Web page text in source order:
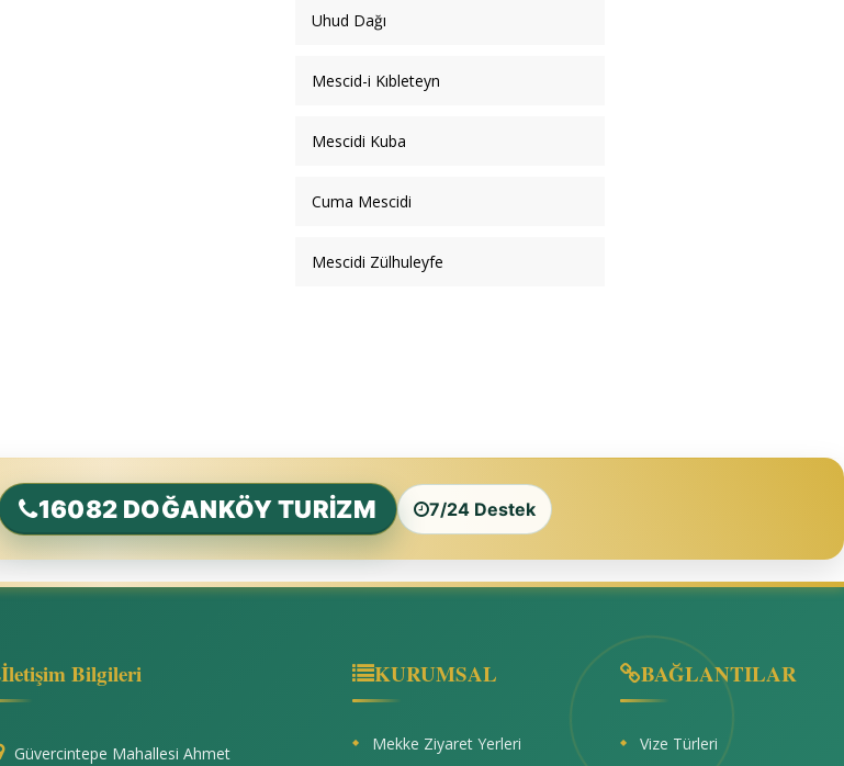
Uhud Dağı
Mescid-i Kıbleteyn
Mescidi Kuba
Cuma Mescidi
Mescidi Zülhuleyfe
16082 DOĞANKÖY TURİZM 7/24 Destek
İletişim Bilgileri
Güvercintepe Mahallesi Ahmet
KURUMSAL
Mekke Ziyaret Yerleri
BAĞLANTILAR
Vize Türleri